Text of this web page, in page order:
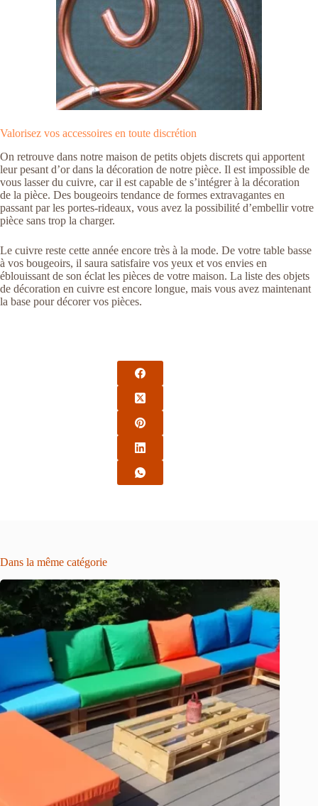
Valorisez vos accessoires en toute discrétion
On retrouve dans notre maison de petits objets discrets qui apportent
leur pesant d’or dans la décoration de notre pièce. Il est impossible de
vous lasser du cuivre, car il est capable de s’intégrer à la décoration
de la pièce. Des bougeoirs tendance de formes extravagantes en
passant par les portes-rideaux, vous avez la possibilité d’embellir votre
pièce sans trop la charger.
Le cuivre reste cette année encore très à la mode. De votre table basse
à vos bougeoirs, il saura satisfaire vos yeux et vos envies en
éblouissant de son éclat les pièces de votre maison. La liste des objets
de décoration en cuivre est encore longue, mais vous avez maintenant
la base pour décorer vos pièces.
Dans la même catégorie